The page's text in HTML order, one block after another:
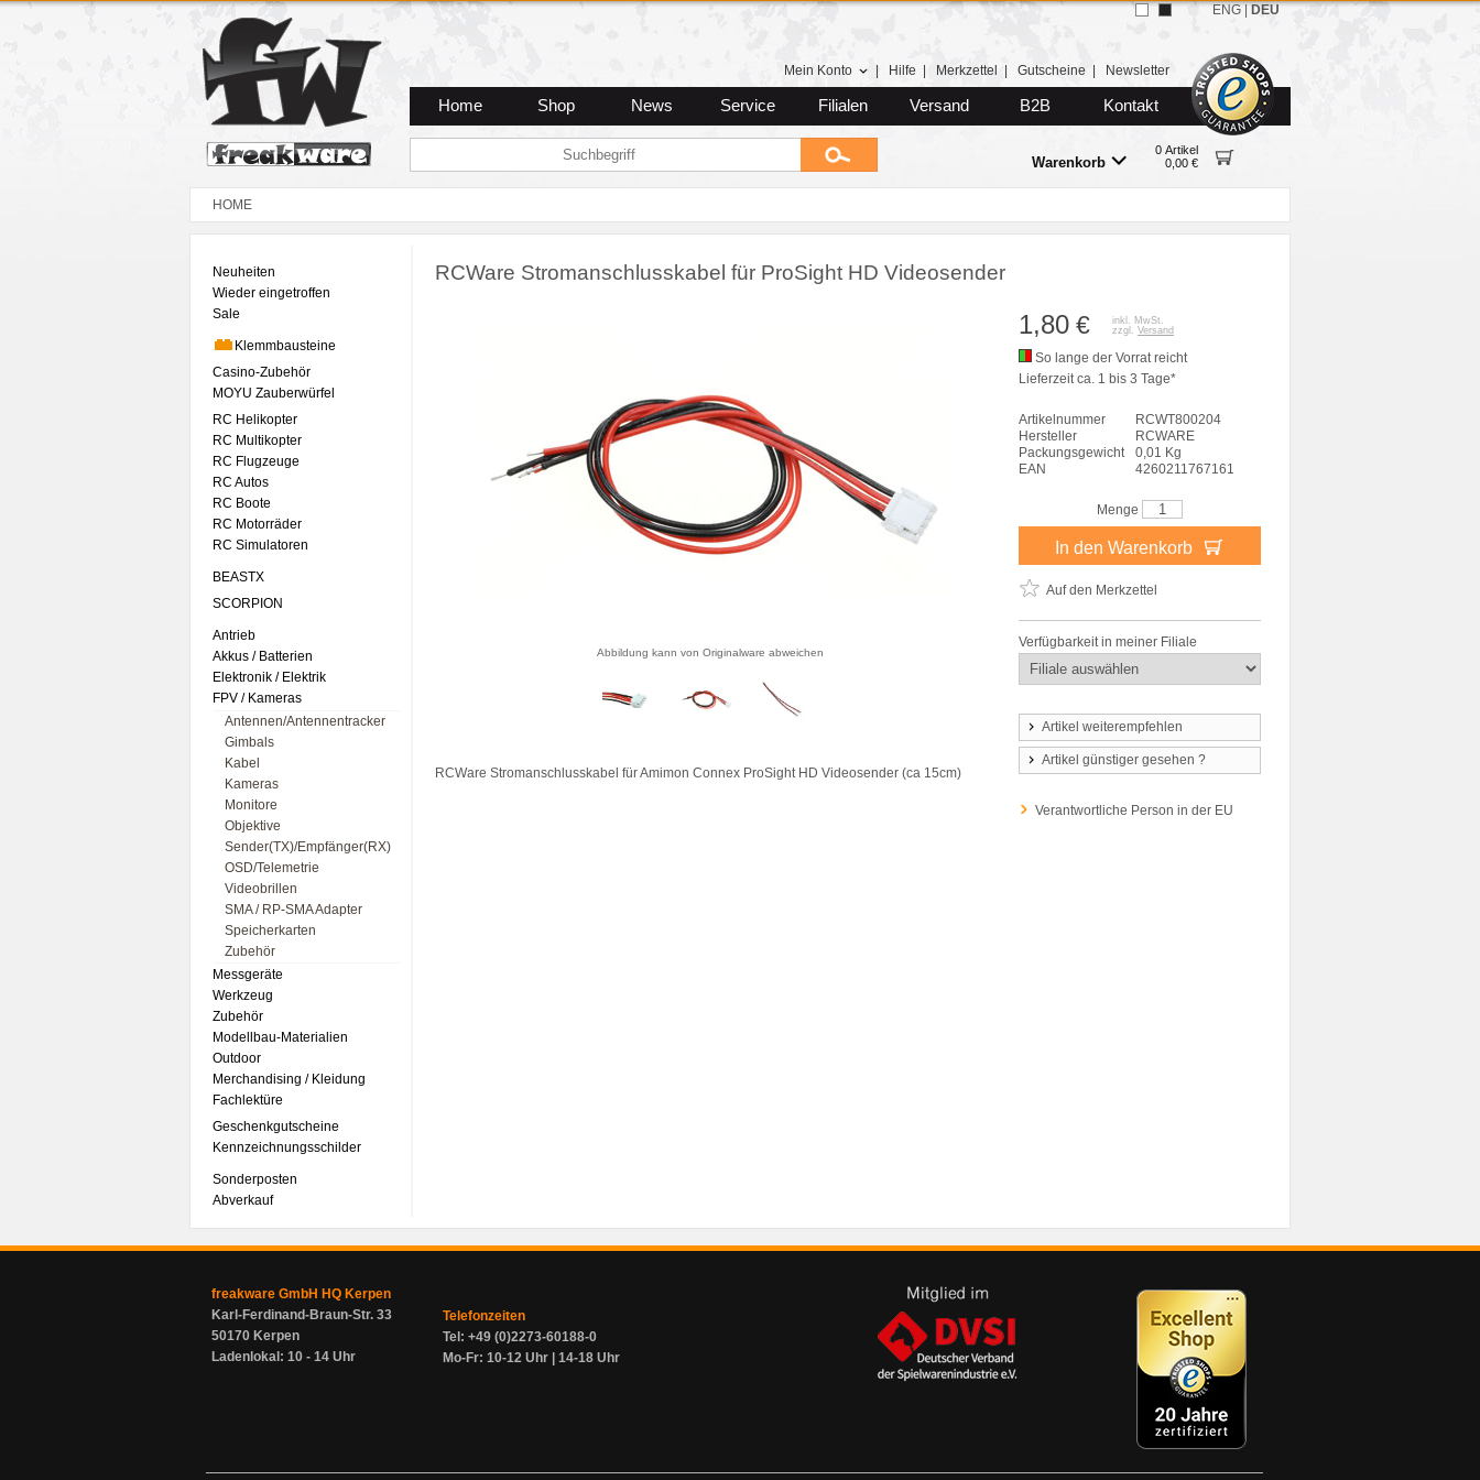
Zum Hauptmenue
Zum Seiteninhalt
Zum Warenkob
Mein Konto Hilfe Merkzettel Gutscheine Newsletter
Home Shop News Service Filialen Versand B2B Kontakt
Warenkorb
0 Artikel
0,00 €
ENG DEU
HOME
Neuheiten
Wieder eingetroffen
Sale
Klemmbausteine
Casino-Zubehör
MOYU Zauberwürfel
RC Helikopter
RC Multikopter
RC Flugzeuge
RC Autos
RC Boote
RC Motorräder
RC Simulatoren
BEASTX
SCORPION
Antrieb
Akkus / Batterien
Elektronik / Elektrik
FPV / Kameras
Antennen/Antennentracker
Gimbals
Kabel
Kameras
Monitore
Objektive
Sender(TX)/Empfänger(RX)
OSD/Telemetrie
Videobrillen
SMA / RP-SMA Adapter
Speicherkarten
Zubehör
Messgeräte
Werkzeug
Zubehör
Modellbau-Materialien
Outdoor
Merchandising / Kleidung
Fachlektüre
Geschenkgutscheine
Kennzeichnungsschilder
Sonderposten
Abverkauf
RCWare Stromanschlusskabel für ProSight HD Videosender
Abbildung kann von Originalware abweichen
RCWare Stromanschlusskabel für Amimon Connex ProSight HD Videosender (ca 15cm)
1,80 €
inkl. MwSt.
zzgl. Versand
So lange der Vorrat reicht
Lieferzeit ca. 1 bis 3 Tage*
Artikelnummer
RCWT800204
Hersteller
RCWARE
Packungsgewicht
0,01 Kg
EAN
4260211767161
Menge
In den Warenkorb
Auf den Merkzettel
Verfügbarkeit in meiner Filiale
Artikel weiterempfehlen
Artikel günstiger gesehen ?
Verantwortliche Person in der EU
freakware GmbH HQ Kerpen
Karl-Ferdinand-Braun-Str. 33
50170 Kerpen
Ladenlokal: 10 - 14 Uhr
Telefonzeiten
Tel: +49 (0)2273-60188-0
Mo-Fr: 10-12 Uhr | 14-18 Uhr